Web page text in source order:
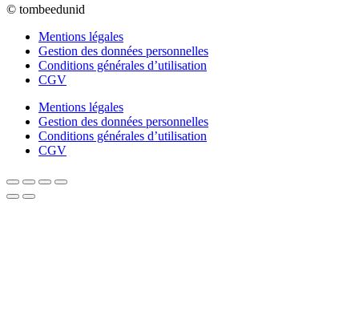
© tombeedunid
Mentions légales
Gestion des données personnelles
Conditions générales d’utilisation
CGV
Mentions légales
Gestion des données personnelles
Conditions générales d’utilisation
CGV